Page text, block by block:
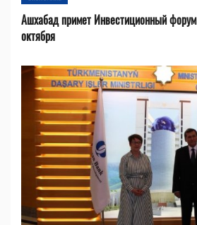
Ашхабад примет Инвестиционный
октября